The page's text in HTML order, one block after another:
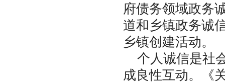
府债务领域政务
道和乡镇政务诚
乡镇创建活动。
个人诚信是社
成良性互动。《